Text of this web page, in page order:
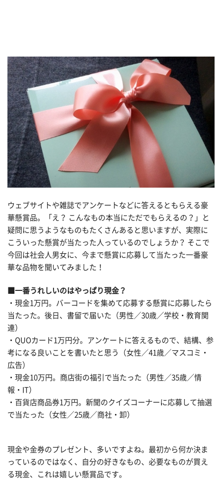
ウェブサイトや雑誌でアンケートなどに答えるともらえる豪
華懸賞品。「え？ こんなもの本当にただでもらえるの？」と
疑問に思うようなものもたくさんあると思いますが、実際に
こういった懸賞が当たった人っているのでしょうか？ そこで
今回は社会人男女に、今まで懸賞に応募して当たった一番豪
華な品物を聞いてみました！
■一番うれしいのはやっぱり現金？
・現金1万円。バーコードを集めて応募する懸賞に応募したら
当たった。後日、書留で届いた（男性／30歳／学校・教育関
連）
・QUOカード1万円分。アンケートに答えるもので、結構、参
考になる良いことを書いたと思う（女性／41歳／マスコミ・
広告）
・現金10万円。商店街の福引で当たった（男性／35歳／情
報・IT）
・百貨店商品券1万円。新聞のクイズコーナーに応募して抽選
で当たった（女性／25歳／商社・卸）
現金や金券のプレゼント、多いですよね。最初から何か決ま
っているのではなく、自分の好きなもの、必要なものが買え
る現金、これは嬉しい懸賞品です。